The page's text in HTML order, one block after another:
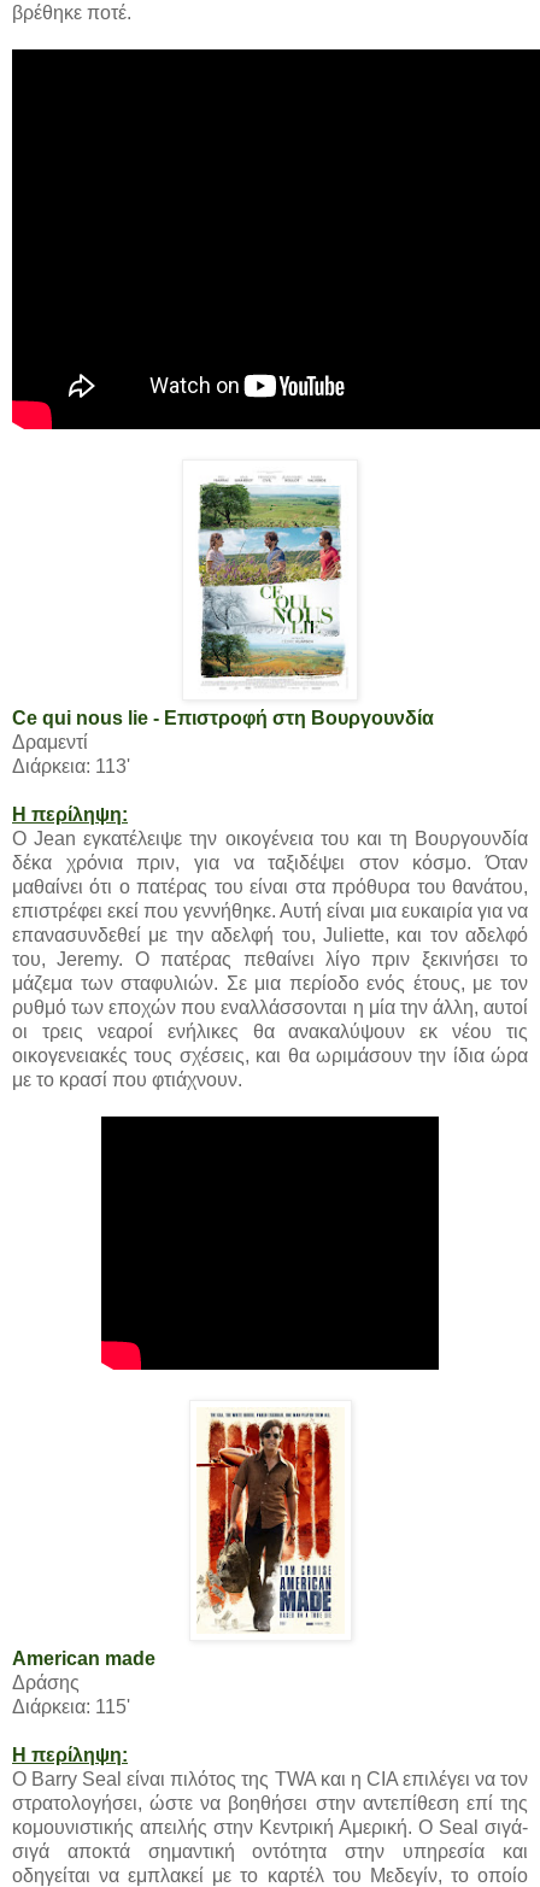
βρέθηκε ποτέ.
Ce qui nous lie - Επιστροφή στη Βουργουνδία
Δραμεντί
Διάρκεια: 113'
Η περίληψη:
Ο Jean εγκατέλειψε την οικογένεια του και τη Βουργουνδία
δέκα χρόνια πριν, για να ταξιδέψει στον κόσμο. Όταν
μαθαίνει ότι ο πατέρας του είναι στα πρόθυρα του θανάτου,
επιστρέφει εκεί που γεννήθηκε. Αυτή είναι μια ευκαιρία για να
επανασυνδεθεί με την αδελφή του, Juliette, και τον αδελφό
του, Jeremy. Ο πατέρας πεθαίνει λίγο πριν ξεκινήσει το
μάζεμα των σταφυλιών. Σε μια περίοδο ενός έτους, με τον
ρυθμό των εποχών που εναλλάσσονται η μία την άλλη, αυτοί
οι τρεις νεαροί ενήλικες θα ανακαλύψουν εκ νέου τις
οικογενειακές τους σχέσεις, και θα ωριμάσουν την ίδια ώρα
με το κρασί που φτιάχνουν.
American made
Δράσης
Διάρκεια: 115'
Η περίληψη:
Ο Barry Seal είναι πιλότος της TWA και η CIA επιλέγει να τον
στρατολογήσει, ώστε να βοηθήσει στην αντεπίθεση επί της
κομουνιστικής απειλής στην Κεντρική Αμερική. Ο Seal σιγά-
σιγά αποκτά σημαντική οντότητα στην υπηρεσία και
οδηγείται να εμπλακεί με το καρτέλ του Μεδεγίν, το οποίο